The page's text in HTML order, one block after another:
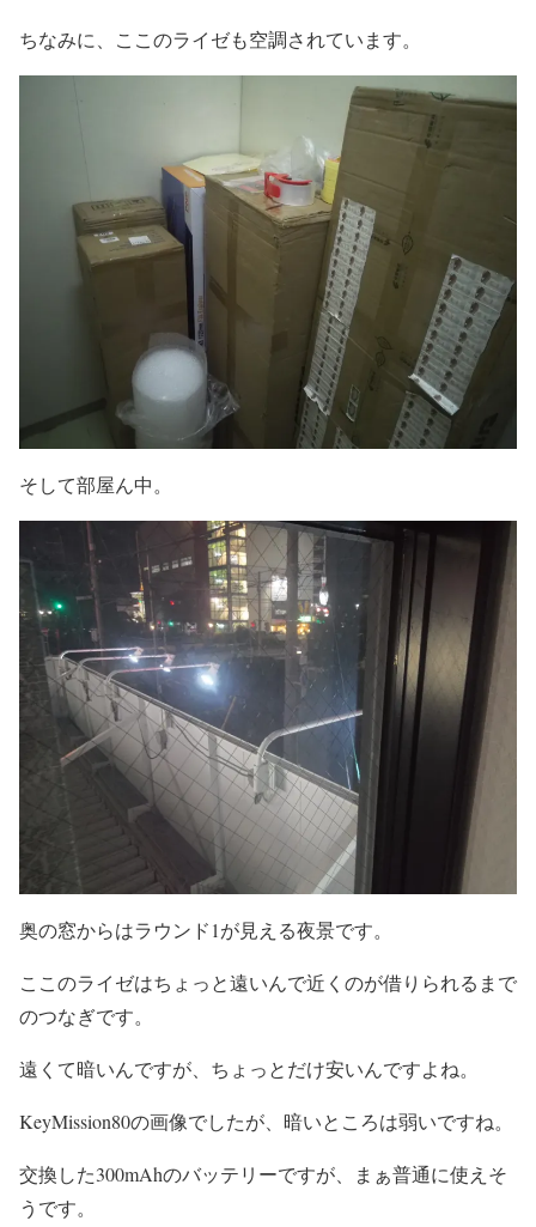
ちなみに、ここのライゼも空調されています。
そして部屋ん中。
奥の窓からはラウンド1が見える夜景です。
ここのライゼはちょっと遠いんで近くのが借りられるまで
のつなぎです。
遠くて暗いんですが、ちょっとだけ安いんですよね。
KeyMission80の画像でしたが、暗いところは弱いですね。
交換した300mAhのバッテリーですが、まぁ普通に使えそ
うです。